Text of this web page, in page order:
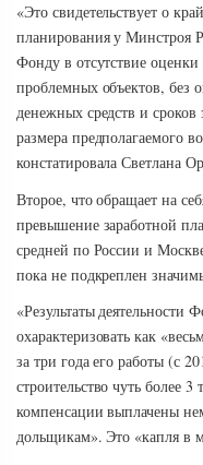
«Это свидетельствует о
планирования у Минстроя
Фонду в отсутствие оценки
проблемных объектов, без
денежных средств и сроков
размера предполагаемого
констатировала Светлана
Второе, что обращает на
превышение заработной
средней по России и
пока не подкреплен
«Результаты деятельности
охарактеризовать как
за три года его работы (с
строительство чуть
компенсации выплачены
дольщикам». Это «капля в